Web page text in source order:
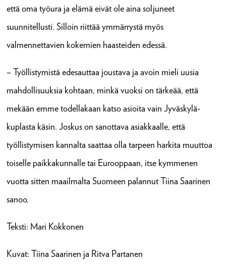
että oma työura ja elämä eivät ole aina soljuneet
suunnitellusti. Silloin riittää ymmärrystä myös
valmennettavien kokemien haasteiden edessä.
– Työllistymistä edesauttaa joustava ja avoin mieli uusia
mahdollisuuksia kohtaan, minkä vuoksi on tärkeää, että
mekään emme todellakaan katso asioita vain Jyväskylä-
kuplasta käsin. Joskus on sanottava asiakkaalle, että
työllistymisen kannalta saattaa olla tarpeen harkita muuttoa
toiselle paikkakunnalle tai Eurooppaan, itse kymmenen
vuotta sitten maailmalta Suomeen palannut Tiina Saarinen
sanoo.
Teksti: Mari Kokkonen
Kuvat: Tiina Saarinen ja Ritva Partanen